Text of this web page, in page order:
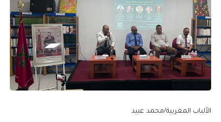
الألباب المغربية/محمد عبيد